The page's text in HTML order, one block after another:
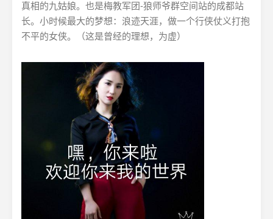
真相的九姑娘。也是梅教军团-狼师爷群空间站的成都站
长。小时候最大的梦想：浪迹天涯，做一个行侠仗义打抱
不平的女侠。（这是曾经的理想，为虚）